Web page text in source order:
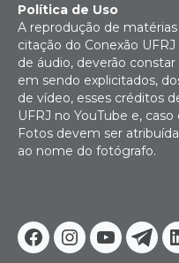
Facebook
Instagram
Youtube
Política de Uso
A reprodução de
citação do Conexão
de áudio, deverão
em sendo explicitados,
de vídeo, esses créditos
UFRJ no YouTube e,
Fotos devem ser
ao nome do fotógrafo.